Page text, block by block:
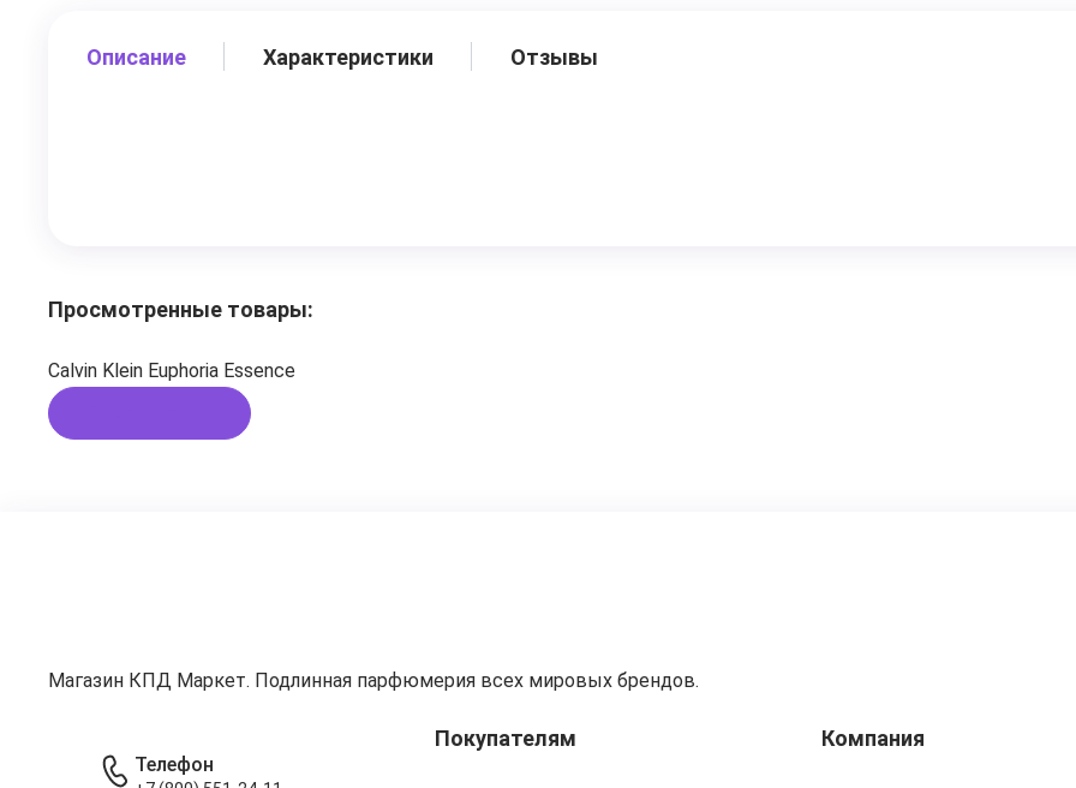
Описание Характеристики Отзывы
Просмотренные товары:
Calvin Klein Euphoria Essence
Магазин КПД Маркет. Подлинная парфюмерия всех мировых брендов.
Покупателям Компания
Телефон